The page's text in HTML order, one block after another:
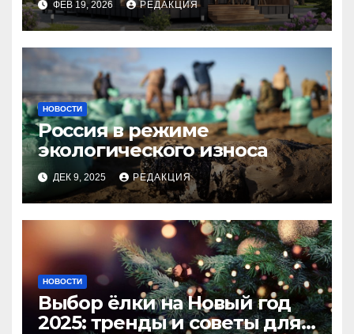
ФЕВ 19, 2026 РЕДАКЦИЯ
НОВОСТИ
Россия в режиме
экологического износа
ДЕК 9, 2025 РЕДАКЦИЯ
НОВОСТИ
Выбор ёлки на Новый год
2025: тренды и советы для